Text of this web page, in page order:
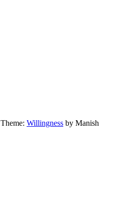
Theme: Willingness by Manish